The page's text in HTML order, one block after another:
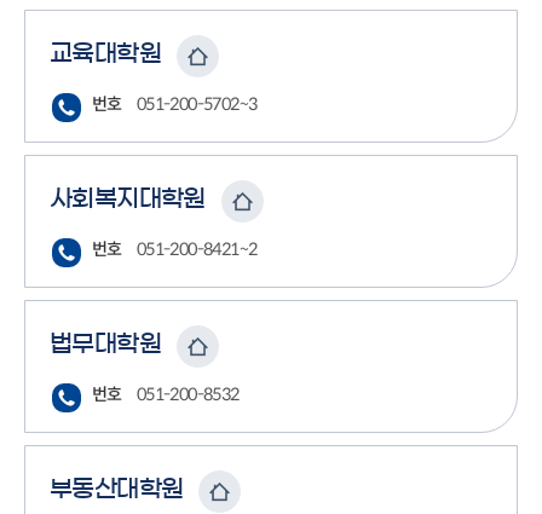
교육대학원
번호 051-200-5702~3
사회복지대학원
번호 051-200-8421~2
법무대학원
번호 051-200-8532
부동산대학원